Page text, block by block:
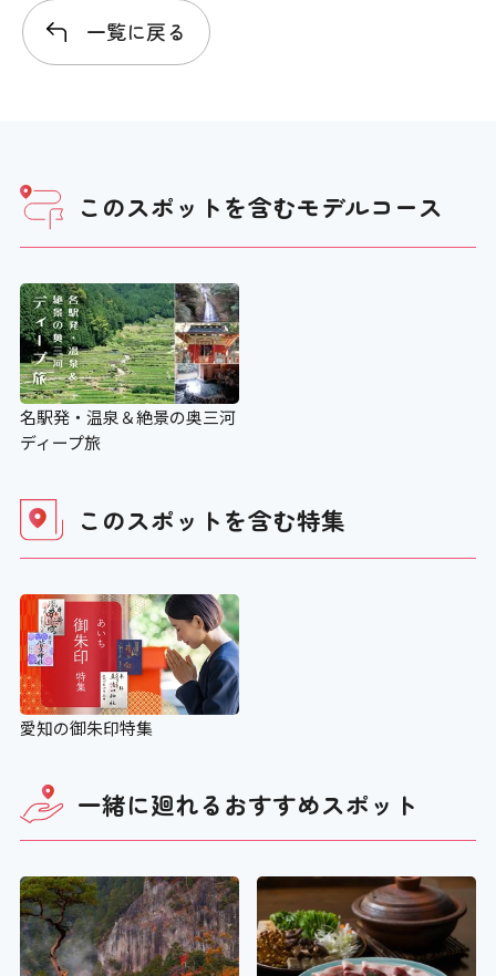
一覧に戻る
このスポットを含むモデルコース
名駅発・温泉＆絶景の奥三河
ディープ旅
このスポットを含む特集
愛知の御朱印特集
一緒に廻れるおすすめスポット